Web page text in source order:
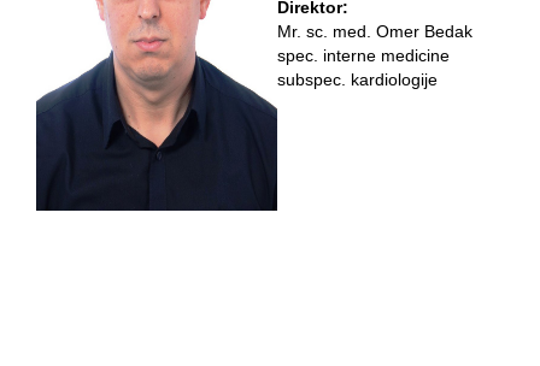
Direktor:
Mr. sc. med. Omer Bedak
spec. interne medicine
subspec. kardiologije